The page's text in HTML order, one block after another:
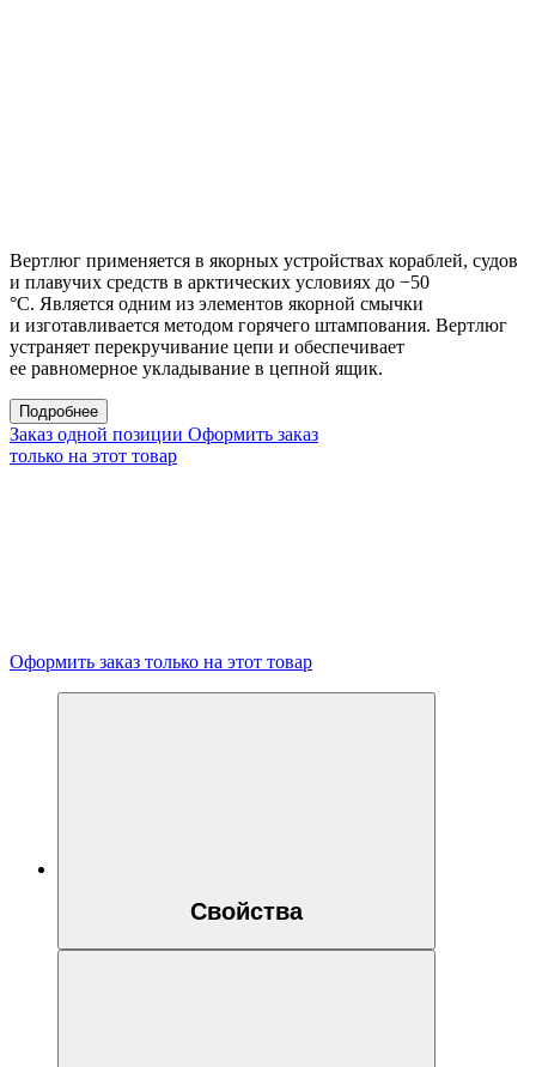
Вертлюг применяется в якорных устройствах кораблей, судов
и плавучих средств в арктических условиях до −50
°С. Является одним из элементов якорной смычки
и изготавливается методом горячего штампования. Вертлюг
устраняет перекручивание цепи и обеспечивает
ее равномерное укладывание в цепной ящик.
Подробнее
Заказ одной позиции Оформить заказ
только на этот товар
Оформить заказ только на этот товар
Свойства